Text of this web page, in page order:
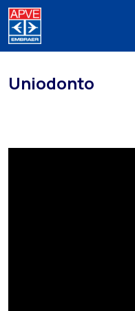
Uniodonto